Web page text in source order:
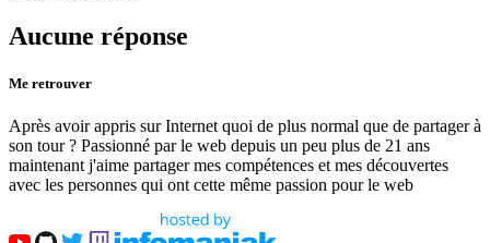
Aucune réponse
Me retrouver
Après avoir appris sur Internet quoi de plus normal que de partager à
son tour ? Passionné par le web depuis un peu plus de 21 ans
maintenant j'aime partager mes compétences et mes découvertes
avec les personnes qui ont cette même passion pour le web